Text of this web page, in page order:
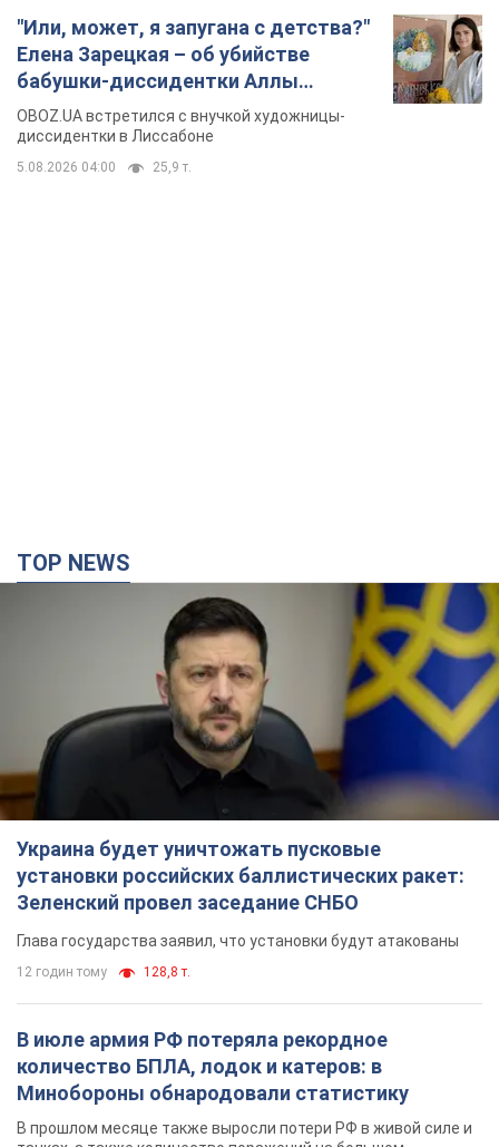
установки российских баллистических ракет:
Зеленский провел заседание СНБО
Глава государства заявил, что установки будут атакованы
128,8 т.
В июле армия РФ потеряла рекордное
количество БПЛА, лодок и катеров: в
Минобороны обнародовали статистику
В прошлом месяце также выросли потери РФ в живой силе и
танках, а также количество поражений на большом
расстоянии
10 годин тому
"Нужны быстрые и нестандартные подходы":
Корецкий пообещал предоставить бизнесу
приоритетный доступ к имеющимся
складским помещениям
Так или иначе, бизнес после обстрелов получит поддержку
6 годин тому 1,0 т.